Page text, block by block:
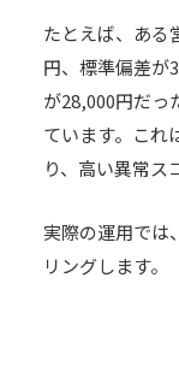
たとえば、ある
円、標準偏差が
が28,000円だっ
ています。これ
り、高い異常ス
実際の運用では
リングします。